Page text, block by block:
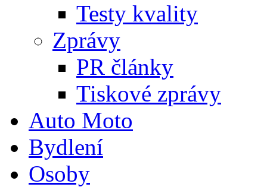
Testy kvality
Zprávy
PR články
Tiskové zprávy
Auto Moto
Bydlení
Osoby